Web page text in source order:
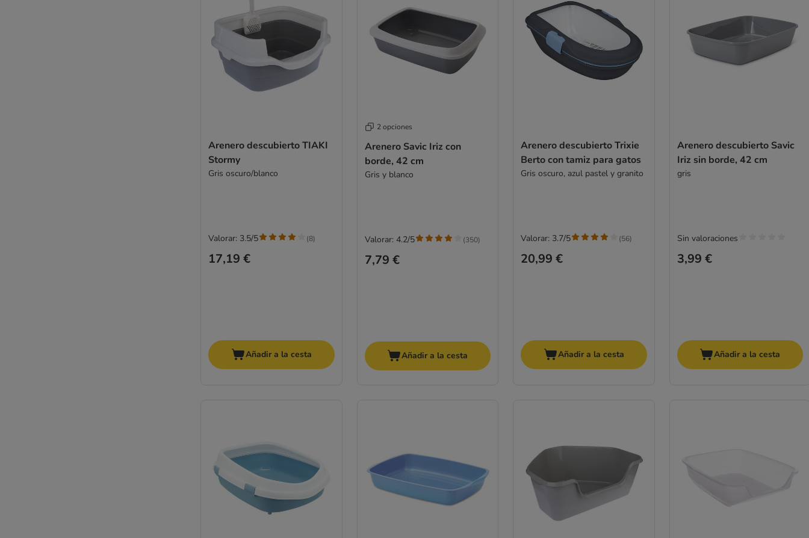
Arenero descubierto TIAKI
Stormy
Gris oscuro/blanco
17,19 €
Valorar: 3.5/5 (8)
Añadir a la cesta
2 opciones
Arenero Savic Iriz con
borde, 42 cm
Gris y blanco
7,79 €
Valorar: 4.2/5 (350)
Añadir a la cesta
Arenero descubierto Trixie
Berto con tamiz para gatos
Gris oscuro, azul pastel y granito
20,99 €
Valorar: 3.7/5 (56)
Añadir a la cesta
Arenero descubierto Savic
Iriz sin borde, 42 cm
gris
3,99 €
Sin valoraciones
Añadir a la cesta